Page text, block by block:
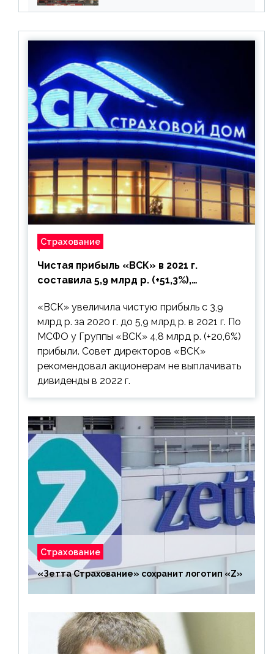
Страхование
Чистая прибыль «ВСК» в 2021 г.
составила 5,9 млрд р. (+51,3%),
выплачивать
«ВСК» увеличила чистую прибыль с 3,9
млрд р. за 2020 г. до 5,9 млрд р. в 2021 г. По
МСФО у Группы «ВСК» 4,8 млрд р. (+20,6%)
прибыли. Совет директоров «ВСК»
рекомендовал акционерам не выплачивать
дивиденды в 2022 г.
Страхование
«Зетта Страхование» сохранит логотип «Z»